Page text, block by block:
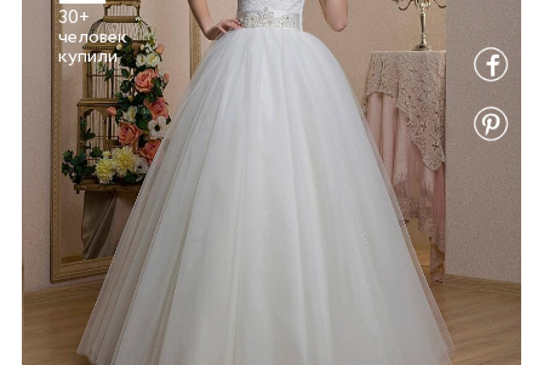
30+
человек
купили